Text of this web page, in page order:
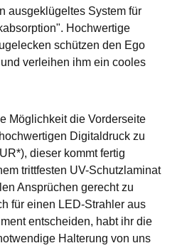
ausgeklügeltes System für
Hochwertige
schützen den Ego
verleihen ihm ein cooles
Möglichkeit die Vorderseite
Digitaldruck zu
dieser kommt fertig
trittfesten UV-Schutzlaminat
Ansprüchen gerecht zu
für einen LED-Strahler aus
entscheiden, habt ihr die
Halterung von uns